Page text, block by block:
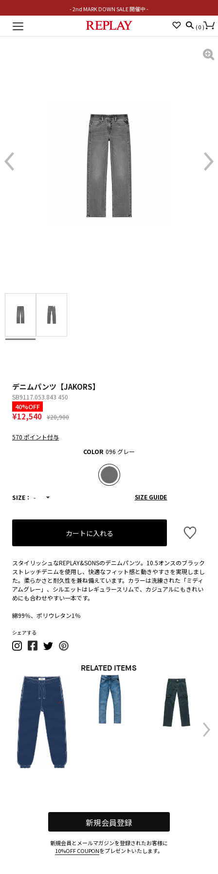
- 2nd MARK DOWN SALE 開催中 -
Toggle
( 0 )
デニムパンツ【JAKORS】
SB9117.053.843 450
40%OFF
¥12,540 ¥20,900
570 ポイント付与
COLOR 096 グレー
SIZE： - SIZE GUIDE
カートに入れる
スタイリッシュなREPLAY&SONSのデニムパンツ。10.5オンスのブラック
ストレッチデニムを使用し、快適なフィット感と動きやすさを実現しまし
た。柔らかさと耐久性を兼ね備えています。カラーは洗練された「ミディ
アムグレー」、シルエットはレギュラースリムで、カジュアルにもきれい
めにも合わせやすい一本です。
綿99％、ポリウレタン1％
シェアする
RELATED ITEMS
新規会員登録
新規会員とメールマガジンを登録されたお客様に
10%OFF COUPONをプレゼントいたします。